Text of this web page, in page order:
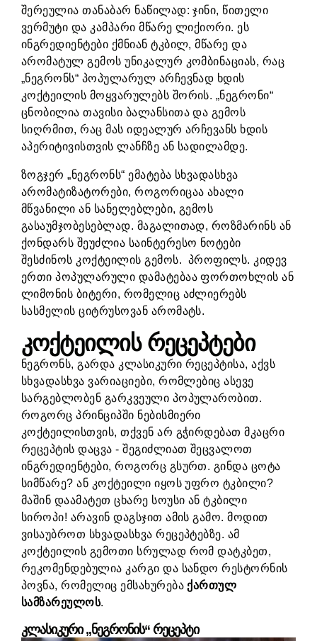
შერეულია თანაბარ ნაწილად: ჯინი, წითელი
ვერმუტი და კამპარი მწარე ლიქიორი. ეს
ინგრედიენტები ქმნიან ტკბილ, მწარე და
არომატულ გემოს უნიკალურ კომბინაციას, რაც
„ნეგრონს“ პოპულარულ არჩევნად ხდის
კოქტეილის მოყვარულებს შორის. „ნეგრონი“
ცნობილია თავისი ბალანსითა და გემოს
სიღრმით, რაც მას იდეალურ არჩევანს ხდის
აპერიტივისთვის ლანჩზე ან სადილამდე.
ზოგჯერ „ნეგრონს“ ემატება სხვადასხვა
არომატიზატორები, როგორიცაა ახალი
მწვანილი ან სანელებლები, გემოს
გასაუმჯობესებლად. მაგალითად, როზმარინს ან
ქონდარს შეუძლია საინტერესო ნოტები
შესძინოს კოქტეილის გემოს. პროფილს. კიდევ
ერთი პოპულარული დამატებაა ფორთოხლის ან
ლიმონის ბიტერი, რომელიც აძლიერებს
სასმელის ციტრუსოვან არომატს.
კოქტეილის რეცეპტები
ნეგრონს, გარდა კლასიკური რეცეპტისა, აქვს
სხვადასხვა ვარიაციები, რომლებიც ასევე
სარგებლობენ გარკვეული პოპულარობით.
როგორც პრინციპში ნებისმიერი
კოქტეილისთვის, თქვენ არ გჭირდებათ მკაცრი
რეცეპტის დაცვა - შეგიძლიათ შეცვალოთ
ინგრედიენტები, როგორც გსურთ. გინდა ცოტა
სიმწარე? ან კოქტეილი იყოს უფრო ტკბილი?
მაშინ დაამატეთ ცხარე სოუსი ან ტკბილი
სიროპი! არავინ დაგსჯით ამის გამო. მოდით
ვისაუბროთ სხვადასხვა რეცეპტებზე. ამ
კოქტეილის გემოთი სრულად რომ დატკბეთ,
რეკომენდებულია კარგი და სანდო რესტორნის
პოვნა, რომელიც ემსახურება ქართულ
სამზარეულოს.
კლასიკური „ნეგრონის“ რეცეპტი